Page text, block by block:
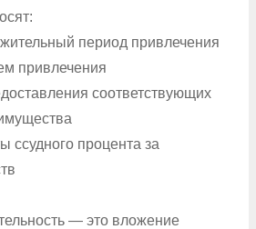
период привлечения
привлечения
соответствующих
ссудного процента за
— это вложение